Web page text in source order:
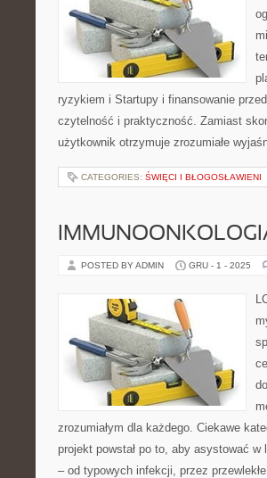
ryzykiem i Startupy i finansowanie
czytelność i praktyczność. Zamiast
użytkownik otrzymuje zrozumiałe
CATEGORIES: ŚWIĘCI I BŁOGOSŁAWIENI
POSTED BY ADMIN GRU - 1 - 2025
zrozumiałym dla każdego. Ciekawe
projekt powstał po to, aby asystować
– od typowych infekcji, przez